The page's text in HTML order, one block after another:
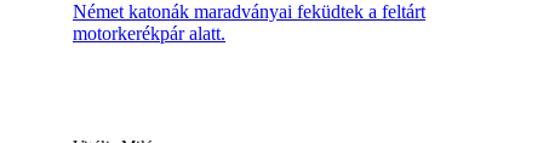
Német katonák maradványai feküdtek a feltárt
motorkerékpár alatt.